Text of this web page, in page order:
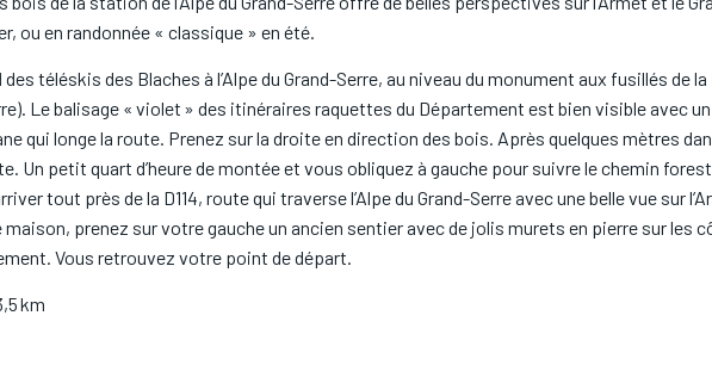
ou en randonnée « classique » en été.
téléskis des Blaches à l’Alpe du Grand-Serre, au niveau du monument aux fusillés de la
Le balisage « violet » des itinéraires raquettes du Département est bien visible avec
qui longe la route. Prenez sur la droite en direction des bois. Après quelques mètres
Un petit quart d’heure de montée et vous obliquez à gauche pour suivre le chemin
tout près de la D114, route qui traverse l’Alpe du Grand-Serre avec une belle vue sur
maison, prenez sur votre gauche un ancien sentier avec de jolis murets en pierre sur les
Vous retrouvez votre point de départ.
km